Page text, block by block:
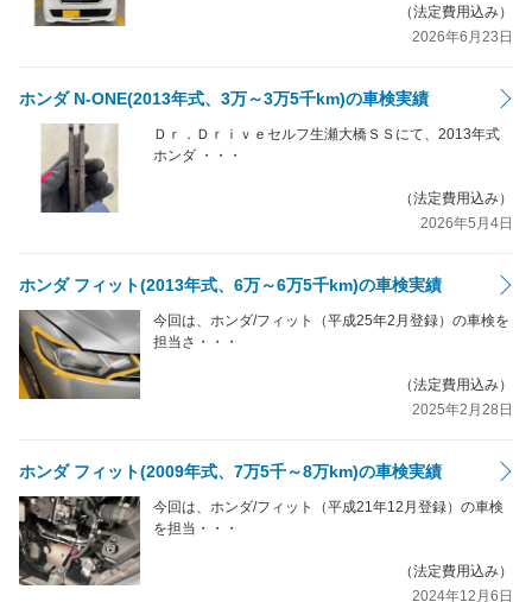
（法定費用込み）
2026年6月23日
ホンダ N-ONE(2013年式、3万～3万5千km)の車検実績
Ｄｒ．Ｄｒｉｖｅセルフ生瀬大橋ＳＳにて、2013年式
ホンダ ・・・
（法定費用込み）
2026年5月4日
ホンダ フィット(2013年式、6万～6万5千km)の車検実績
今回は、ホンダ/フィット（平成25年2月登録）の車検を
担当さ・・・
（法定費用込み）
2025年2月28日
ホンダ フィット(2009年式、7万5千～8万km)の車検実績
今回は、ホンダ/フィット（平成21年12月登録）の車検
を担当・・・
（法定費用込み）
2024年12月6日